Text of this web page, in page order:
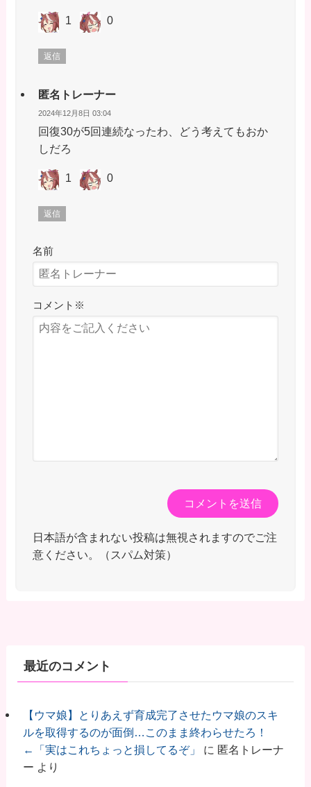
1 0
返信
匿名トレーナー
2024年12月8日 03:04
回復30が5回連続なったわ、どう考えてもおか
しだろ
1 0
返信
名前
コメント ※
日本語が含まれない投稿は無視されますのでご注
意ください。（スパム対策）
最近のコメント
【ウマ娘】とりあえず育成完了させたウマ娘のスキ
ルを取得するのが面倒…このまま終わらせたろ！
←「実はこれちょっと損してるぞ」
に 匿名トレーナ
ー より